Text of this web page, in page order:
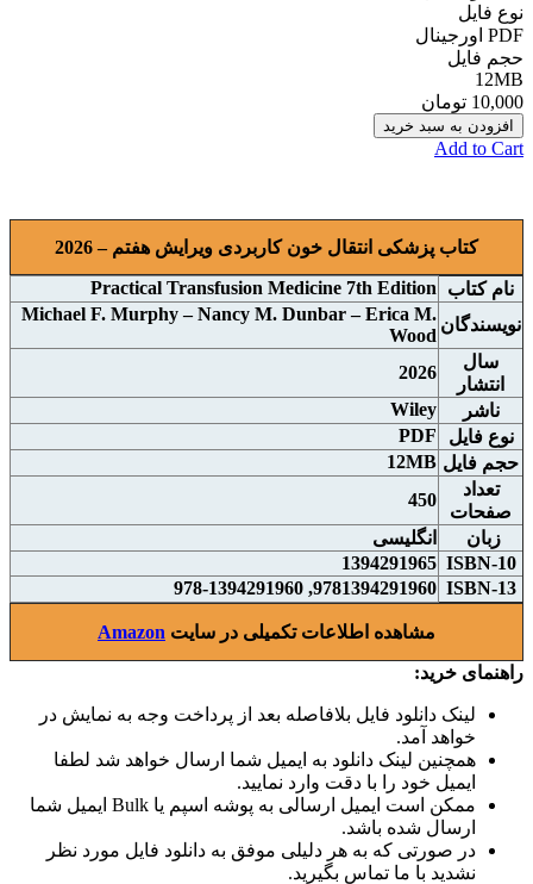
نوع فایل
PDF اورجينال
حجم فایل
12MB
10,000 تومان
افزودن به سبد خرید
Add to Cart
کتاب پزشکی انتقال خون کاربردی ویرایش هفتم – 2026
نام کتاب
Practical Transfusion Medicine 7th Edition
نويسندگان
Michael F. Murphy – Nancy M. Dunbar – Erica M.
Wood
سال
انتشار
2026
ناشر
Wiley
نوع فايل
PDF
حجم فايل 12MB
تعداد
صفحات
450
زبان
انگلیسی
ISBN-10
1394291965
ISBN-13
9781394291960, 978-1394291960
مشاهده اطلاعات تکمیلی در سایت Amazon
راهنمای خرید:
لینک دانلود فایل بلافاصله بعد از پرداخت وجه به نمایش در
خواهد آمد.
همچنین لینک دانلود به ایمیل شما ارسال خواهد شد لطفا
ایمیل خود را با دقت وارد نمایید.
ممکن است ایمیل ارسالی به پوشه اسپم یا Bulk ایمیل شما
ارسال شده باشد.
در صورتی که به هر دلیلی موفق به دانلود فایل مورد نظر
نشدید با ما تماس بگیرید.